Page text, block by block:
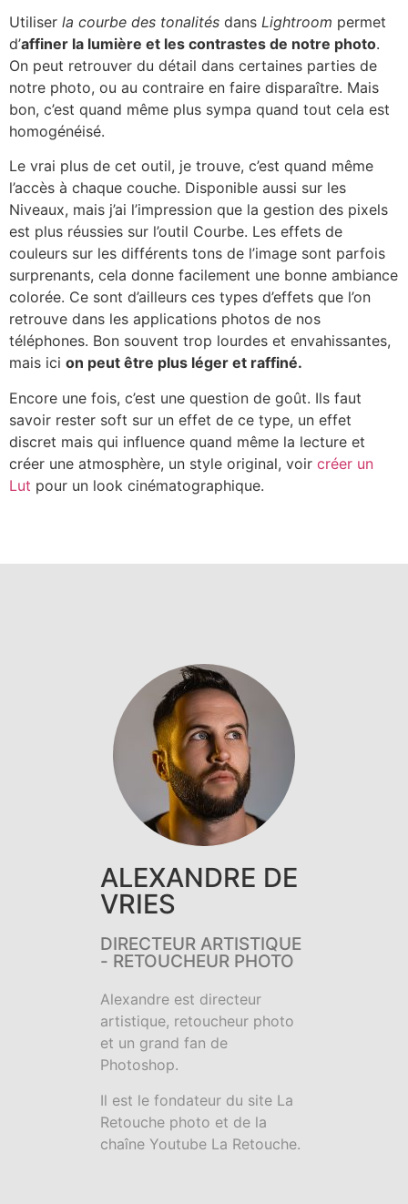
Utiliser la courbe des tonalités dans Lightroom permet
d’affiner la lumière et les contrastes de notre photo.
On peut retrouver du détail dans certaines parties de
notre photo, ou au contraire en faire disparaître. Mais
bon, c’est quand même plus sympa quand tout cela est
homogénéisé.
Le vrai plus de cet outil, je trouve, c’est quand même
l’accès à chaque couche. Disponible aussi sur les
Niveaux, mais j’ai l’impression que la gestion des pixels
est plus réussies sur l’outil Courbe. Les effets de
couleurs sur les différents tons de l’image sont parfois
surprenants, cela donne facilement une bonne ambiance
colorée. Ce sont d’ailleurs ces types d’effets que l’on
retrouve dans les applications photos de nos
téléphones. Bon souvent trop lourdes et envahissantes,
mais ici on peut être plus léger et raffiné.
Encore une fois, c’est une question de goût. Ils faut
savoir rester soft sur un effet de ce type, un effet
discret mais qui influence quand même la lecture et
créer une atmosphère, un style original, voir créer un
Lut pour un look cinématographique.
ALEXANDRE DE
VRIES
DIRECTEUR ARTISTIQUE
- RETOUCHEUR PHOTO
Alexandre est directeur
artistique, retoucheur photo
et un grand fan de
Photoshop.
Il est le fondateur du site La
Retouche photo et de la
chaîne Youtube La Retouche.